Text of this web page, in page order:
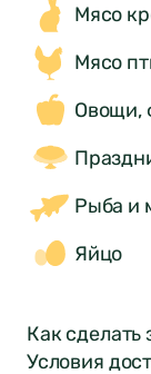
Мясо
Мясо
Овощи,
Рыба и
Яйцо
Как сделать
Условия